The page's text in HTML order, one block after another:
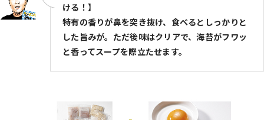
ける！】
特有の香りが鼻を突き抜け、食べるとしっかりと
した旨みが。ただ後味はクリアで、海苔がフワッ
と香ってスープを際立たせます。